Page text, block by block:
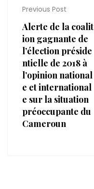
Previous Post
Alerte de la coalit
ion gagnante de
l’élection préside
ntielle de 2018 à
l’opinion national
e et international
e sur la situation
préoccupante du
Cameroun